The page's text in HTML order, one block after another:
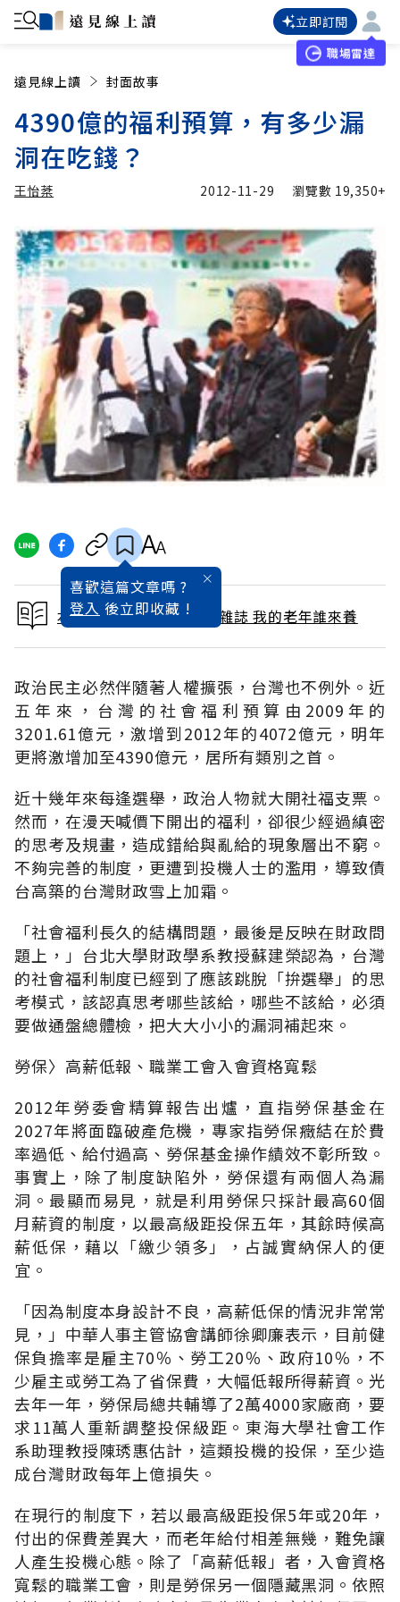
立即訂閱
職場雷達
遠見線上讀 封面故事
4390億的福利預算，有多少漏
洞在吃錢？
王怡棻
王怡棻 加入追蹤
2012-11-29 瀏覽數 19,350+
喜歡這篇文章嗎 ?
登入 後立即收藏 !
本文出自 2012 / 12月號雜誌 我的老年誰來養
政治民主必然伴隨著人權擴張，台灣也不例外。近
五年來，台灣的社會福利預算由2009年的
3201.61億元，激增到2012年的4072億元，明年
更將激增加至4390億元，居所有類別之首。
近十幾年來每逢選舉，政治人物就大開社福支票。
然而，在漫天喊價下開出的福利，卻很少經過縝密
的思考及規畫，造成錯給與亂給的現象層出不窮。
不夠完善的制度，更遭到投機人士的濫用，導致債
台高築的台灣財政雪上加霜。
「社會福利長久的結構問題，最後是反映在財政問
題上，」台北大學財政學系教授蘇建榮認為，台灣
的社會福利制度已經到了應該跳脫「拚選舉」的思
考模式，該認真思考哪些該給，哪些不該給，必須
要做通盤總體檢，把大大小小的漏洞補起來。
勞保〉高薪低報、職業工會入會資格寬鬆
2012年勞委會精算報告出爐，直指勞保基金在
2027年將面臨破產危機，專家指勞保癥結在於費
率過低、給付過高、勞保基金操作績效不彰所致。
事實上，除了制度缺陷外，勞保還有兩個人為漏
洞。最顯而易見，就是利用勞保只採計最高60個
月薪資的制度，以最高級距投保五年，其餘時候高
薪低保，藉以「繳少領多」，占誠實納保人的便
宜。
「因為制度本身設計不良，高薪低保的情況非常常
見，」中華人事主管協會講師徐卿廉表示，目前健
保負擔率是雇主70％、勞工20％、政府10％，不
少雇主或勞工為了省保費，大幅低報所得薪資。光
去年一年，勞保局總共輔導了2萬4000家廠商，要
求11萬人重新調整投保級距。東海大學社會工作
系助理教授陳琇惠估計，這類投機的投保，至少造
成台灣財政每年上億損失。
在現行的制度下，若以最高級距投保5年或20年，
付出的保費差異大，而老年給付相差無幾，難免讓
人產生投機心態。除了「高薪低報」者，入會資格
寬鬆的職業工會，則是勞保另一個隱藏黑洞。依照